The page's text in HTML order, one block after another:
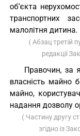
об’єкта
транспортних
малолітня дитина.
( Абзац третій
редакції
Правочин, за
власність майно
майно,
надання дозволу
( Частину другу
згідно із